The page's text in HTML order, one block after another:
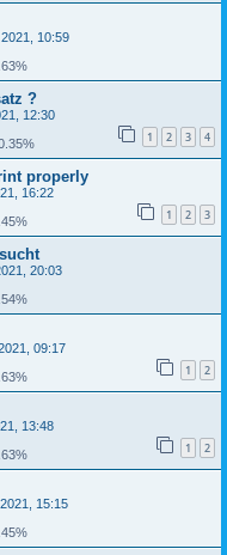
10:59
?
12:30
1 2 3 4
properly
16:22
1 2 3
20:03
09:17
1 2
13:48
1 2
15:15